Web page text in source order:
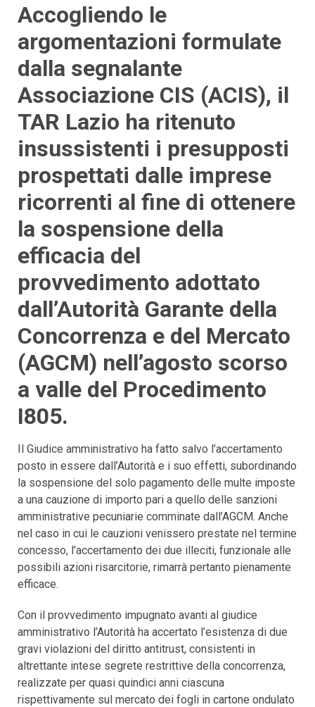
Accogliendo le
argomentazioni formulate
dalla segnalante
Associazione CIS (ACIS), il
TAR Lazio ha ritenuto
insussistenti i presupposti
prospettati dalle imprese
ricorrenti al fine di ottenere
la sospensione della
efficacia del
provvedimento adottato
dall’Autorità Garante della
Concorrenza e del Mercato
(AGCM) nell’agosto scorso
a valle del Procedimento
I805.
Il Giudice amministrativo ha fatto salvo l’accertamento
posto in essere dall’Autorità e i suo effetti, subordinando
la sospensione del solo pagamento delle multe imposte
a una cauzione di importo pari a quello delle sanzioni
amministrative pecuniarie comminate dall’AGCM. Anche
nel caso in cui le cauzioni venissero prestate nel termine
concesso, l’accertamento dei due illeciti, funzionale alle
possibili azioni risarcitorie, rimarrà pertanto pienamente
efficace.
Con il provvedimento impugnato avanti al giudice
amministrativo l’Autorità ha accertato l’esistenza di due
gravi violazioni del diritto antitrust, consistenti in
altrettante intese segrete restrittive della concorrenza,
realizzate per quasi quindici anni ciascuna
rispettivamente sul mercato dei fogli in cartone ondulato